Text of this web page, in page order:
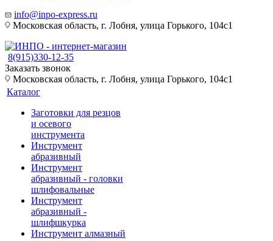
info@inpo-express.ru
Московская область, г. Лобня, улица Горького, 104с1
8(915)330-12-35
Заказать звонок
Московская область, г. Лобня, улица Горького, 104с1
Каталог
Заготовки для резцов
и осевого
инструмента
Инструмент
абразивный
Инструмент
абразивный - головки
шлифовальные
Инструмент
абразивный -
шлифшкурка
Инструмент алмазный